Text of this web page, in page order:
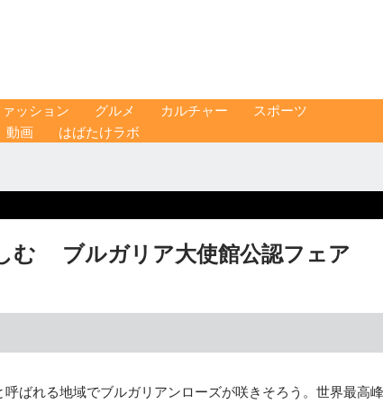
ッション グルメ カルチャー
スポーツ
動画 はばたけラボ
む ブルガリア大使館公認フェア
ばれる地域でブルガリアンローズが咲きそろう。世界最高峰